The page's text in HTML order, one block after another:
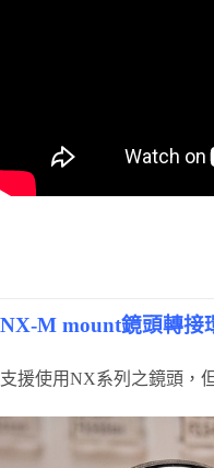
NX-M mount鏡頭轉接
支援使用NX系列之鏡頭，